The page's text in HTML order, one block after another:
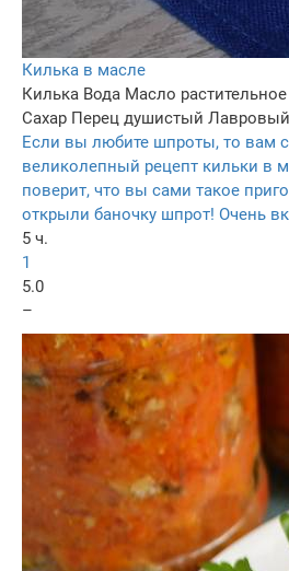
Килька в масле
Килька Вода Масло растительное
Сахар Перец душистый
Если вы любите шпроты, то вам
великолепный рецепт кильки в
поверит, что вы сами такое
открыли баночку шпрот! Очень
5 ч.
1
5.0
–